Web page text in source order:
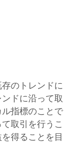
のトレンドに
ドに沿って取
指標のことで
取引を行うこ
得ることを目